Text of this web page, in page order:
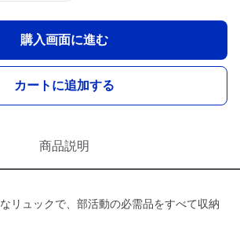
購入画面に進む
カートに追加する
商品説明
リュックで、部活動の必需品をすべて収納